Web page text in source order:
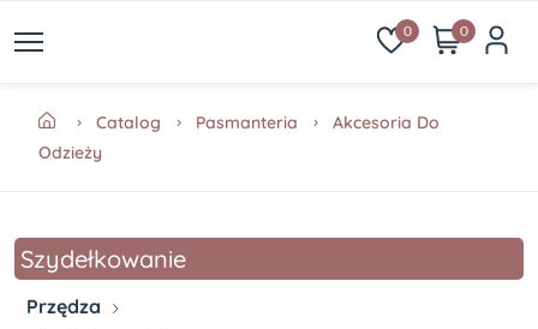
0 0
Catalog Pasmanteria
Akcesoria Do
Odzieży
Szydełkowanie
Przędza